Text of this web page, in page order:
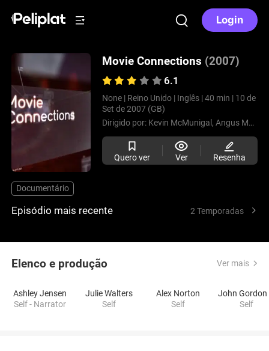
Login
Movie Connections (2007)
6.1
None | Reino Unido | Inglês | 40 min | 10 de
Set de 2007 (GB)
Dirigido por: Kevin McMunigal, Angus McIntyre,
Quero ver Ver Resenha
Documentário
Episódio mais recente 2 Temporadas
Elenco e produção Ver mais
Ashley Jensen
Self - Narrator
Julie Walters
Self
Alex Norton
Self
Self